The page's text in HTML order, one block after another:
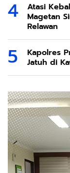
Atasi
Magetan Sinergi Bersama
Relawan
Kapolres
Jatuh di